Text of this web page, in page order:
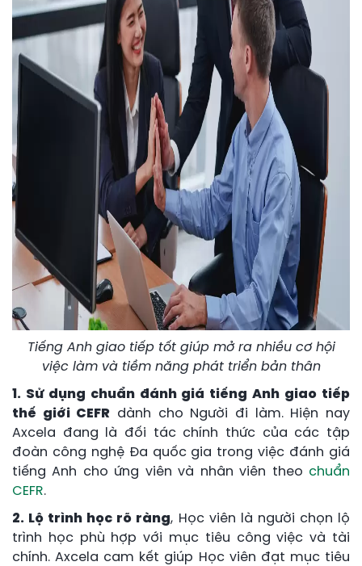
Tiếng Anh giao tiếp tốt giúp mở ra nhiều cơ hội
việc làm và tiềm năng phát triển bản thân
1. Sử dụng chuẩn đánh giá tiếng Anh giao tiếp
thế giới CEFR dành cho Người đi làm. Hiện nay
Axcela đang là đối tác chính thức của các tập
đoàn công nghệ Đa quốc gia trong việc đánh giá
tiếng Anh cho ứng viên và nhân viên theo chuẩn
CEFR.
2. Lộ trình học rõ ràng, Học viên là người chọn lộ
trình học phù hợp với mục tiêu công việc và tài
chính. Axcela cam kết giúp Học viên đạt mục tiêu